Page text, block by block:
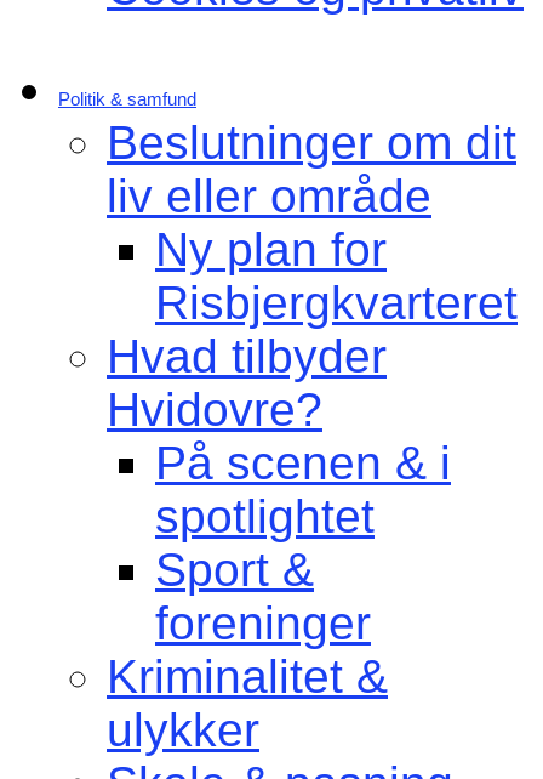
Politik & samfund
Beslutninger om dit
liv eller område
Ny plan for
Risbjergkvarteret
Hvad tilbyder
Hvidovre?
På scenen & i
spotlightet
Sport &
foreninger
Kriminalitet &
ulykker